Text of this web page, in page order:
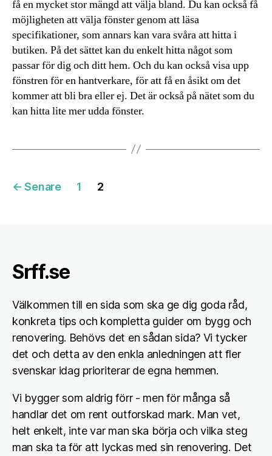
få en mycket stor mängd att välja bland. Du kan också få
möjligheten att välja fönster genom att läsa
specifikationer, som annars kan vara svåra att hitta i
butiken. På det sättet kan du enkelt hitta något som
passar för dig och ditt hem. Och du kan också visa upp
fönstren för en hantverkare, för att få en åsikt om det
kommer att bli bra eller ej. Det är också på nätet som du
kan hitta lite mer udda fönster.
Inläggsnavigering
← Senare 1 2
Srff.se
Välkommen till en sida som ska ge dig goda råd,
konkreta tips och kompletta guider om bygg och
renovering. Behövs det en sådan sida? Vi tycker
det och detta av den enkla anledningen att fler
svenskar idag prioriterar de egna hemmen.
Vi bygger som aldrig förr - men för många så
handlar det om rent outforskad mark. Man vet,
helt enkelt, inte var man ska börja och vilka steg
man ska ta för att lyckas med sin renovering. Det